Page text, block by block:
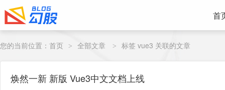
首
您的当前位置： 首页 > 全部文章 > 标签 vue3 关联的文章
焕然一新 新版 Vue3中文文档上线